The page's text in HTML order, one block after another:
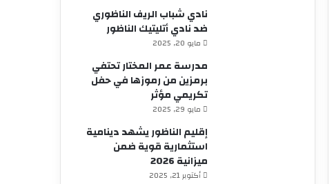
نادي شباب الريف الناظوري
ضد نادي أتليتيك الناظور
مايو 20, 2025
مدرسة عمر المختار تحتفي
برمزين من رموزها في حفل
تكريمي مؤثر
مايو 29, 2025
إقليم الناظور يشهد دينامية
استثمارية قوية ضمن
ميزانية 2026
أكتوبر 21, 2025